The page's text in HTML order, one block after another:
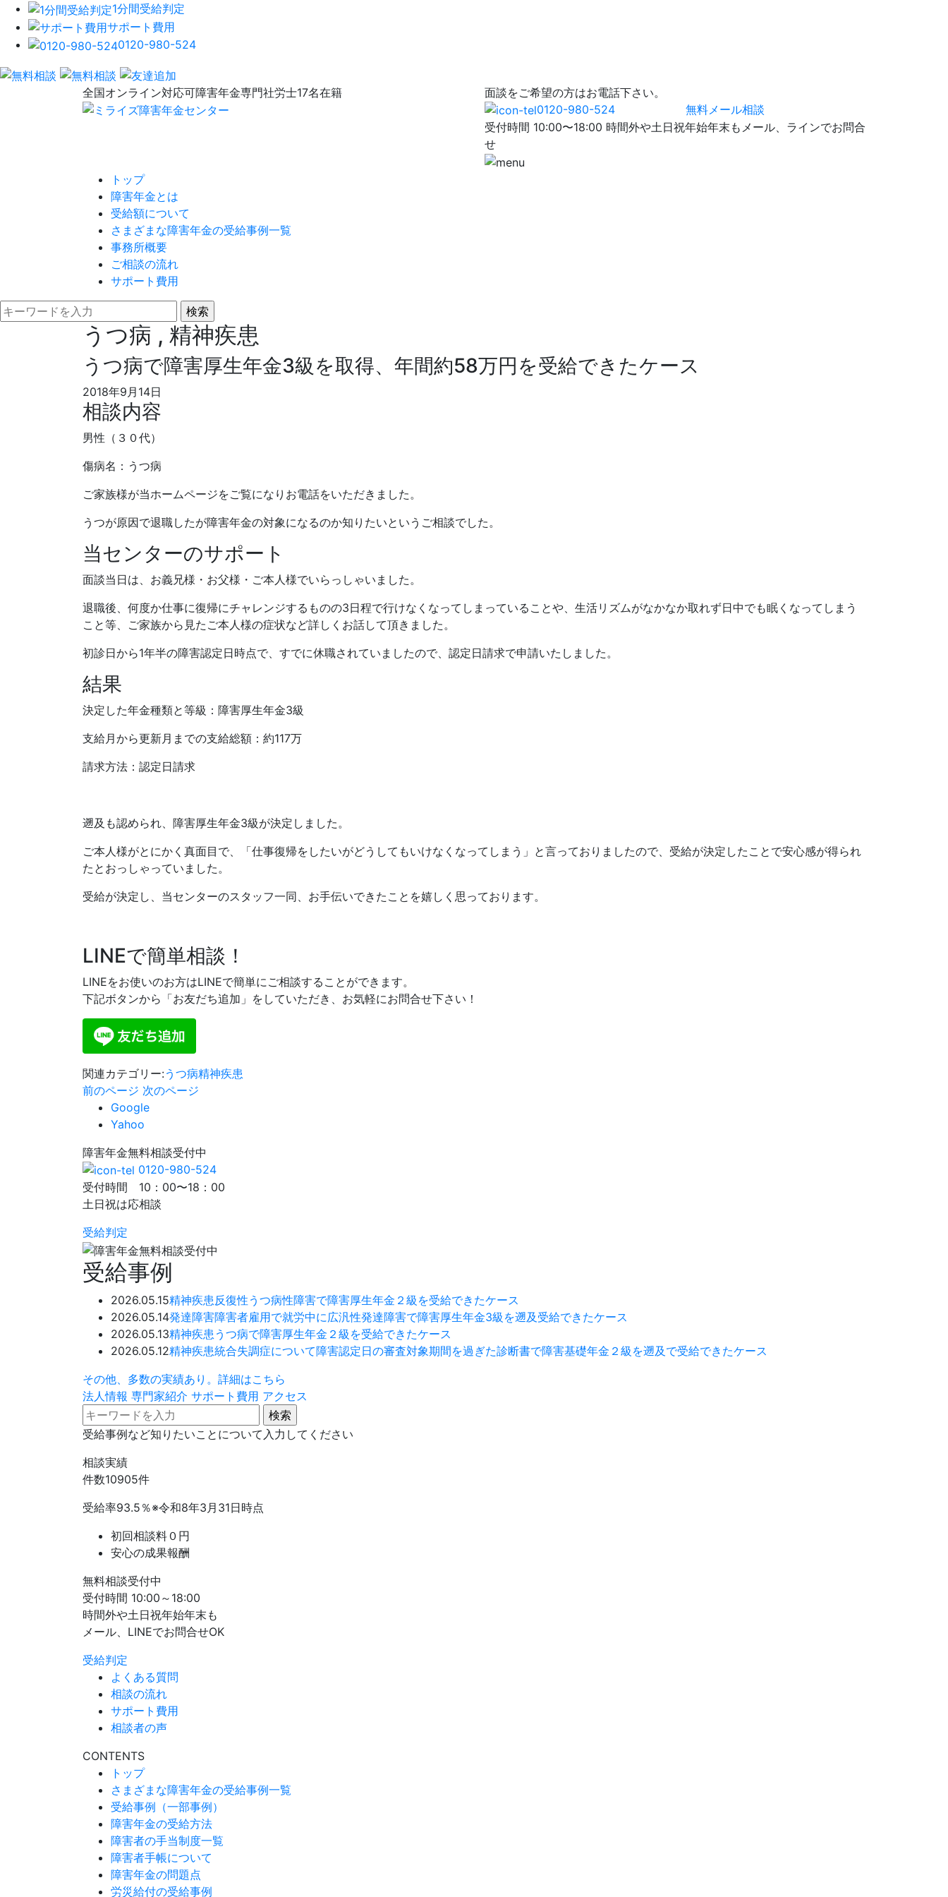
1分間受給判定
サポート費用
0120-980-524
全国オンライン対応可障害年金専門社労士17名在籍
面談をご希望の方はお電話下さい。
0120-980-524
無料メール相談
受付時間 10:00〜18:00 時間外や土日祝年始年末もメール、ラインでお問合
せ
トップ
障害年金とは
受給額について
さまざまな障害年金の受給事例一覧
事務所概要
ご相談の流れ
サポート費用
うつ病 , 精神疾患
うつ病で障害厚生年金3級を取得、年間約58万円を受給できたケース
2018年9月14日
相談内容
男性（３０代）
傷病名：うつ病
ご家族様が当ホームページをご覧になりお電話をいただきました。
うつが原因で退職したが障害年金の対象になるのか知りたいというご相談でした。
当センターのサポート
面談当日は、お義兄様・お父様・ご本人様でいらっしゃいました。
退職後、何度か仕事に復帰にチャレンジするものの3日程で行けなくなってしまっていることや、生活リズムがなかなか取れず日中でも眠くなってしまう
こと等、ご家族から見たご本人様の症状など詳しくお話して頂きました。
初診日から1年半の障害認定日時点で、すでに休職されていましたので、認定日請求で申請いたしました。
結果
決定した年金種類と等級：障害厚生年金3級
支給月から更新月までの支給総額：約117万
請求方法：認定日請求
遡及も認められ、障害厚生年金3級が決定しました。
ご本人様がとにかく真面目で、「仕事復帰をしたいがどうしてもいけなくなってしまう」と言っておりましたので、受給が決定したことで安心感が得られ
たとおっしゃっていました。
受給が決定し、当センターのスタッフ一同、お手伝いできたことを嬉しく思っております。
LINEで簡単相談！
LINEをお使いのお方はLINEで簡単にご相談することができます。
下記ボタンから「お友だち追加」をしていただき、お気軽にお問合せ下さい！
関連カテゴリー:うつ病精神疾患
前のページ 次のページ
Google
Yahoo
障害年金無料相談受付中
0120-980-524
受付時間 10：00〜18：00
土日祝は応相談
受給判定
受給事例
2026.05.15精神疾患反復性うつ病性障害で障害厚生年金２級を受給できたケース
2026.05.14発達障害障害者雇用で就労中に広汎性発達障害で障害厚生年金3級を遡及受給できたケース
2026.05.13精神疾患 うつ病で障害厚生年金２級を受給できたケース
2026.05.12精神疾患統合失調症について障害認定日の審査対象期間を過ぎた診断書で障害基礎年金２級を遡及で受給できたケース
その他、多数の実績あり。詳細はこちら
法人情報 専門家紹介 サポート費用 アクセス
受給事例など知りたいことについて入力してください
相談実績
件数10905件
受給率93.5 ％※令和8年3月31日時点
初回相談料０円
安心の成果報酬
無料相談受付中
受付時間 10:00～18:00
時間外や土日祝年始年末も
メール、LINEでお問合せOK
受給判定
よくある質問
相談の流れ
サポート費用
相談者の声
CONTENTS
トップ
さまざまな障害年金の受給事例一覧
受給事例（一部事例）
障害年金の受給方法
障害者の手当制度一覧
障害者手帳について
障害年金の問題点
労災給付の受給事例